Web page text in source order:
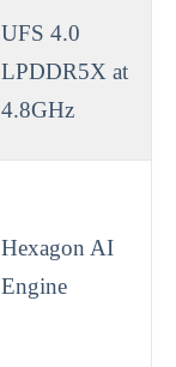
UFS 4.0
LPDDR5X at
4.8GHz
Hexagon AI
Engine